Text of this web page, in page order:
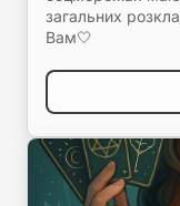
загальних
Вам🤍